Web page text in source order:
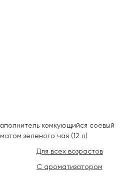
комкующийся соевый
зеленого чая (12 л)
Для всех возрастов
С ароматизатором